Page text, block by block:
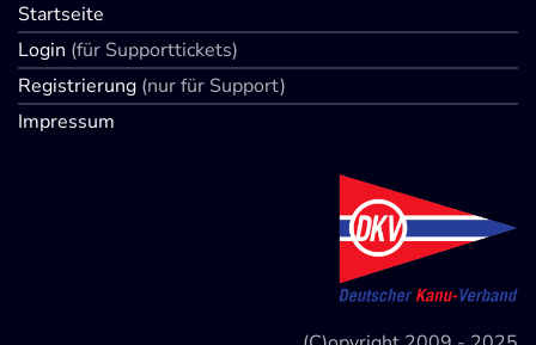
Startseite
Login (für Supporttickets)
Registrierung (nur für Support)
Impressum